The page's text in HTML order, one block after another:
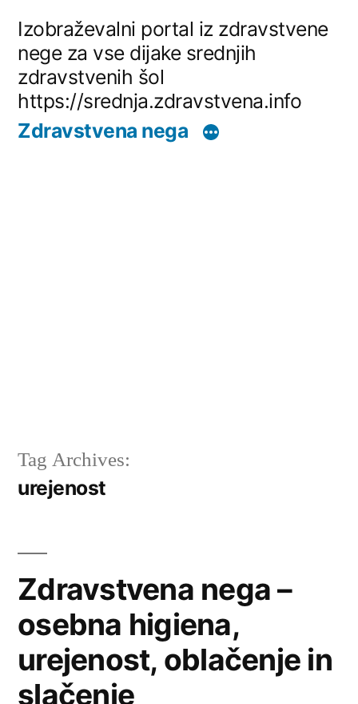
content
Izobraževalni portal iz zdravstvene
nege za vse dijake srednjih
zdravstvenih šol
https://srednja.zdravstvena.info
Zdravstvena nega
Tag Archives:
urejenost
Zdravstvena nega –
osebna higiena,
urejenost, oblačenje in
slačenje